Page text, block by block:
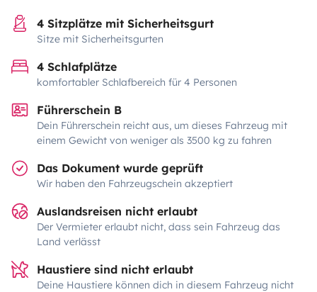
4 Sitzplätze mit Sicherheitsgurt
Sitze mit Sicherheitsgurten
4 Schlafplätze
komfortabler Schlafbereich für 4 Personen
Führerschein B
Dein Führerschein reicht aus, um dieses Fahrzeug mit
einem Gewicht von weniger als 3500 kg zu fahren
Das Dokument wurde geprüft
Wir haben den Fahrzeugschein akzeptiert
Auslandsreisen nicht erlaubt
Der Vermieter erlaubt nicht, dass sein Fahrzeug das
Land verlässt
Haustiere sind nicht erlaubt
Deine Haustiere können dich in diesem Fahrzeug nicht